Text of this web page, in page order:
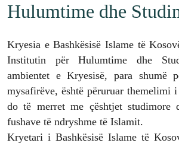
Hulumtime dhe
Kryesia e Bashkësisë Islame të
Institutin për Hulumtime dhe
ambientet e Kryesisë, para shumë
mysafirëve, është përuruar
do të merret me çështjet studimore
fushave të ndryshme të Islamit.
Kryetari i Bashkësisë Islame të